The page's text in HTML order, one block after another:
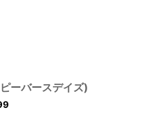
ーバースデイズ)